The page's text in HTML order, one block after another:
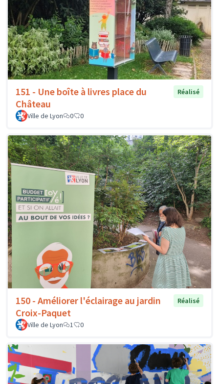
151 - Une boîte à livres place du
Château
Réalisé
Ville de Lyon 0 0
150 - Améliorer l'éclairage au jardin
Croix-Paquet
Réalisé
Ville de Lyon 1 0